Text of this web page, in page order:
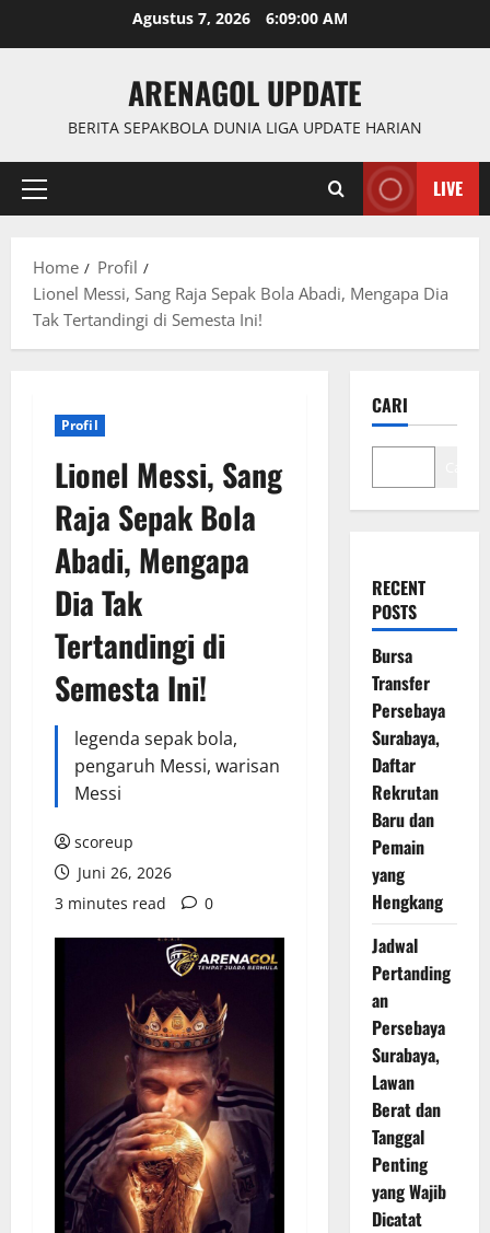
Agustus 7, 2026 6:09:00 AM
ARENAGOL UPDATE
BERITA SEPAKBOLA DUNIA LIGA UPDATE HARIAN
Primary
LIVE
Home
Profil
Lionel Messi, Sang Raja Sepak Bola Abadi, Mengapa Dia
Tak Tertandingi di Semesta Ini!
Profil
Lionel Messi, Sang
Raja Sepak Bola
Abadi, Mengapa
Dia Tak
Tertandingi di
Semesta Ini!
legenda sepak bola,
pengaruh Messi, warisan
Messi
scoreup
Juni 26, 2026
3 minutes read
0
CARI
RECENT
POSTS
Bursa
Transfer
Persebaya
Surabaya,
Daftar
Rekrutan
Baru dan
Pemain
yang
Hengkang
Jadwal
Pertanding
an
Persebaya
Surabaya,
Lawan
Berat dan
Tanggal
Penting
yang Wajib
Dicatat